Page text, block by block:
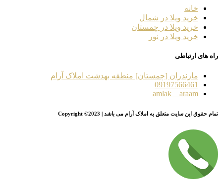
خانه
خرید ویلا در شمال
خرید ویلا در چمستان
خرید ویلا در نور
راه های ارتباطی
مازندران [چمستان] منطقه بهدشت املاک آرام
09197566461
amlak__araam
تمام حقوق این سایت متعلق به املاک آرام می باشد | Copyright ©2023